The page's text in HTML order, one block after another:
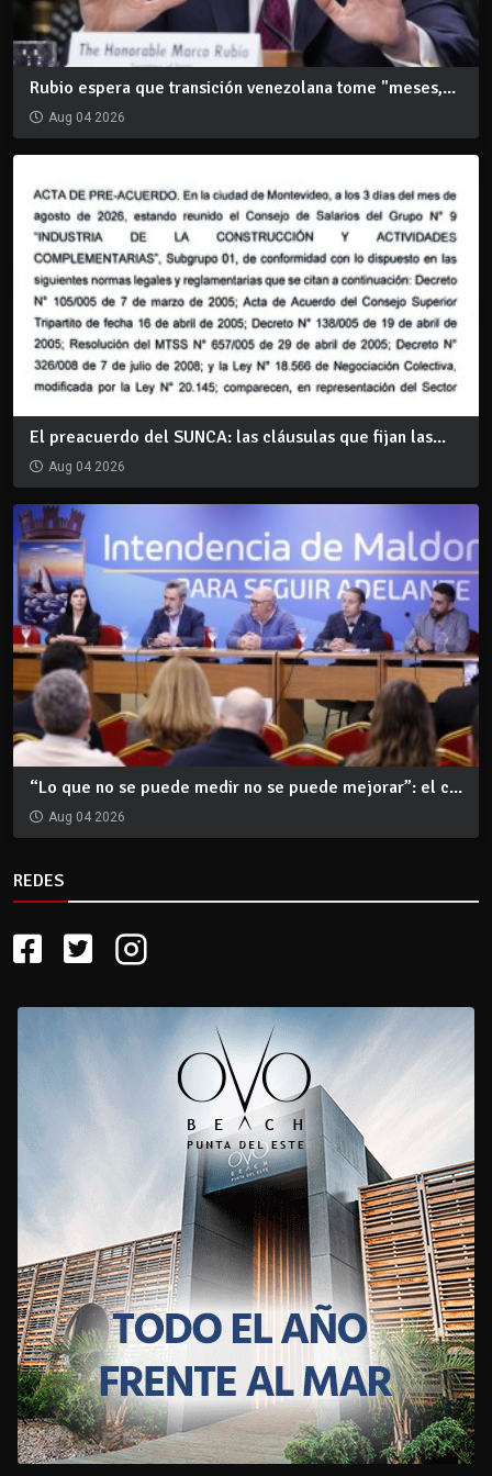
Rubio espera que transición venezolana tome "meses,...
Aug 04 2026
El preacuerdo del SUNCA: las cláusulas que fijan las...
Aug 04 2026
“Lo que no se puede medir no se puede mejorar”: el c...
Aug 04 2026
REDES